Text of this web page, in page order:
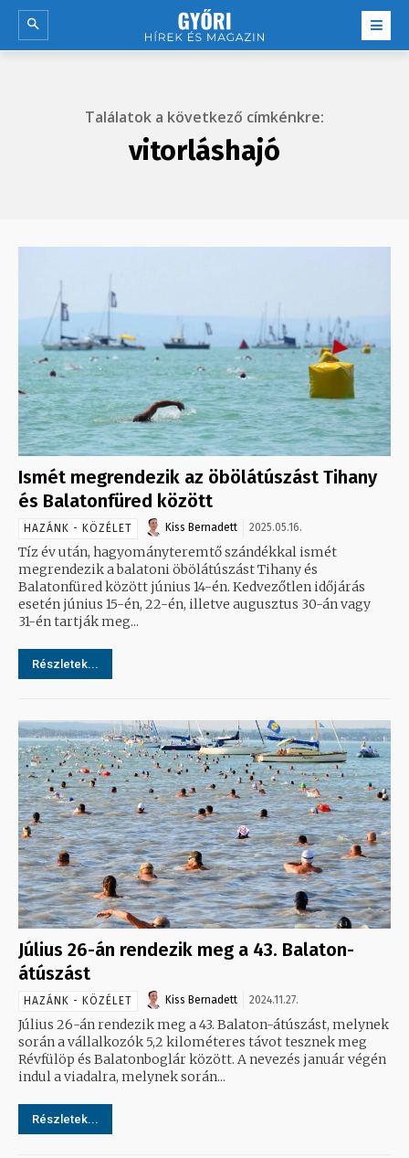
Találatok a következő címkénkre:
vitorláshajó
Ismét megrendezik az öbölátúszást Tihany
és Balatonfüred között
HAZÁNK - KÖZÉLET Kiss Bernadett 2025.05.16.
Tíz év után, hagyományteremtő szándékkal ismét
megrendezik a balatoni öbölátúszást Tihany és
Balatonfüred között június 14-én. Kedvezőtlen időjárás
esetén június 15-én, 22-én, illetve augusztus 30-án vagy
31-én tartják meg...
Részletek...
Július 26-án rendezik meg a 43. Balaton-
átúszást
HAZÁNK - KÖZÉLET Kiss Bernadett 2024.11.27.
Július 26-án rendezik meg a 43. Balaton-átúszást, melynek
során a vállalkozók 5,2 kilométeres távot tesznek meg
Révfülöp és Balatonboglár között. A nevezés január végén
indul a viadalra, melynek során...
Részletek...